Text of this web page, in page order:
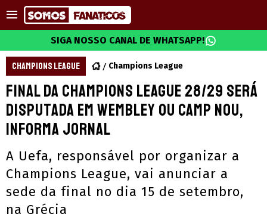
SIGA NOSSO CANAL DE WHATSAPP!
CHAMPIONS LEAGUE Champions League
Final da Champions League 28/29 será
disputada em Wembley ou Camp Nou,
informa jornal
A Uefa, responsável por organizar a
Champions League, vai anunciar a
sede da final no dia 15 de setembro,
na Grécia